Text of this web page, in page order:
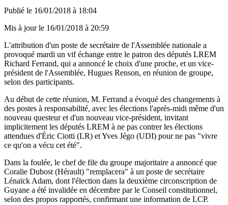
Publié le 16/01/2018 à 18:04
Mis à jour le 16/01/2018 à 20:59
L'attribution d'un poste de secrétaire de l'Assemblée nationale a
provoqué mardi un vif échange entre le patron des députés LREM
Richard Ferrand, qui a annoncé le choix d'une proche, et un vice-
président de l'Assemblée, Hugues Renson, en réunion de groupe,
selon des participants.
Au début de cette réunion, M. Ferrand a évoqué des changements à
des postes à responsabilité, avec les élections l'après-midi même d'un
nouveau questeur et d'un nouveau vice-président, invitant
implicitement les députés LREM à ne pas contrer les élections
attendues d'Éric Ciotti (LR) et Yves Jégo (UDI) pour ne pas "vivre
ce qu'on a vécu cet été".
Dans la foulée, le chef de file du groupe majoritaire a annoncé que
Coralie Dubost (Hérault) "remplacera" à un poste de secrétaire
Lénaïck Adam, dont l'élection dans la deuxième circonscription de
Guyane a été invalidée en décembre par le Conseil constitutionnel,
selon des propos rapportés, confirmant une information de LCP.